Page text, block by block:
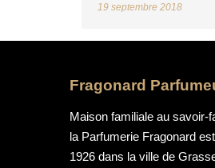
s’est développée
nous, ont su…Voir
19 septembre 2018
Fragonard
Maison familiale au savoir-
la Parfumerie Fragonard
1926 dans la ville de